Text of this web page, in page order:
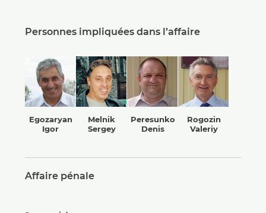
Personnes impliquées dans l’affaire
Egozaryan
Igor
Melnik
Sergey
Peresunko
Denis
Rogozin
Valeriy
Affaire pénale